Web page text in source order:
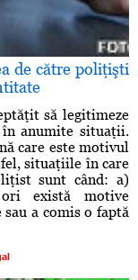
de către poliţişti
să legitimeze
în anumite situaţii.
care este motivul
situaţiile în care
sunt când: a)
ori există motive
a comis o faptă